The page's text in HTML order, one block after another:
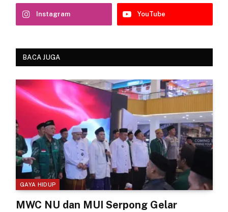
Instagram YouTube
BACA JUGA
GAYA HIDUP
MWC NU dan MUI Serpong Gelar